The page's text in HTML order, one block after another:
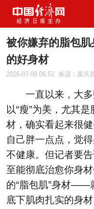
被你嫌弃的脂包
的好身材
2026-07-08 06:52 来源：重庆
一直以来，大
以“瘦”为美，尤其
材，确实看起来很
自己胖一点点，觉
不健康。但记者要
至能彻底治愈你身
的“脂包肌”身材——
底下肌肉扎实的身